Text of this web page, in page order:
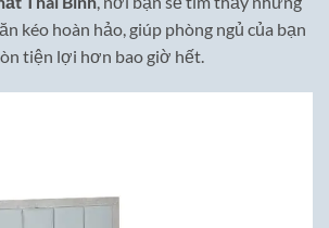
kéo hoàn hảo, giúp phòng ngủ của bạn
tiện lợi hơn bao giờ hết.